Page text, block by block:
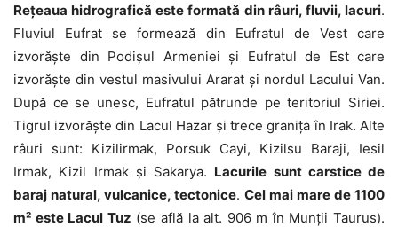
Rețeaua hidrografică este formată din râuri, fluvii, lacuri.
Fluviul Eufrat se formează din Eufratul de Vest care
izvorăște din Podișul Armeniei și Eufratul de Est care
izvorăște din vestul masivului Ararat și nordul Lacului Van.
După ce se unesc, Eufratul pătrunde pe teritoriul Siriei.
Tigrul izvorăște din Lacul Hazar și trece granița în Irak. Alte
râuri sunt: Kizilirmak, Porsuk Cayi, Kizilsu Baraji, Iesil
Irmak, Kizil Irmak și Sakarya. Lacurile sunt carstice de
baraj natural, vulcanice, tectonice. Cel mai mare de 1100
m² este Lacul Tuz (se află la alt. 906 m în Munții Taurus).